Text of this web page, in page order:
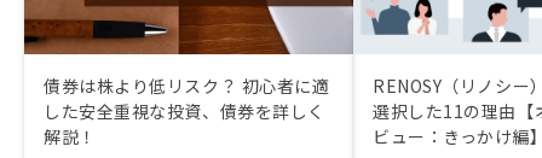
債券は株より低リスク？ 初心者に適
した安全重視な投資、債券を詳しく
解説！
RENOSY（リノシー
選択した11の理由【
ビュー：きっかけ編